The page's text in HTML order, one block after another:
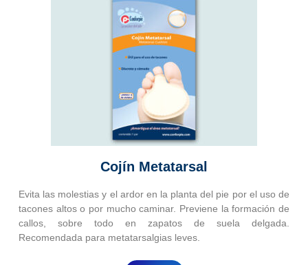
Cojín Metatarsal
Evita las molestias y el ardor en la planta del pie por el uso de
tacones altos o por mucho caminar. Previene la formación de
callos, sobre todo en zapatos de suela delgada.
Recomendada para metatarsalgias leves.